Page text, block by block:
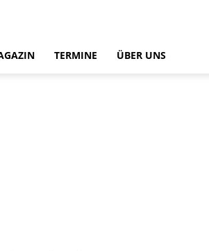
TERMINE ÜBER UNS